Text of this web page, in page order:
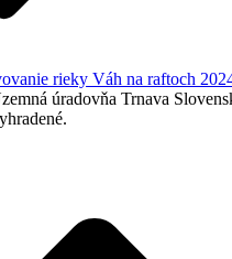
rieky Váh na raftoch
úradovňa Trnava